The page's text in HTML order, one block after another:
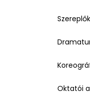
Oktatói